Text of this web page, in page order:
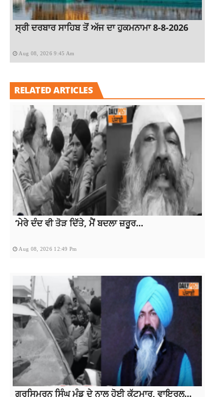
ਸ੍ਰੀ ਦਰਬਾਰ ਸਾਹਿਬ ਤੋਂ ਅੱਜ ਦਾ ਹੁਕਮਨਾਮਾ 8-8-2026
Aug 08, 2026 9:45 Am
RELATED ARTICLES
‘ਮੇਰੇ ਦੰਦ ਵੀ ਤੋੜ ਦਿੱਤੇ, ਮੈਂ ਬਦਲਾ ਜ਼ਰੂਰ...
Aug 08, 2026 12:49 Pm
ਗੁਰਸਿਮਰਨ ਸਿੰਘ ਮੰਡ ਦੇ ਨਾਲ ਹੋਈ ਕੁੱਟਮਾਰ, ਵਾਇਰਲ...